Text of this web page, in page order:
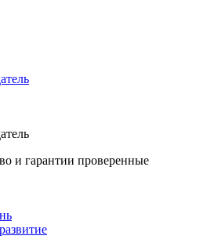
и гарантии проверенные